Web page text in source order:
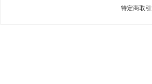
33,220円(税
特定商取